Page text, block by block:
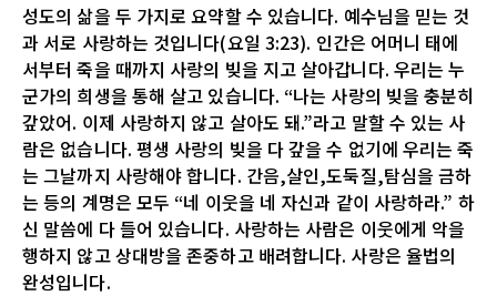
성도의 삶을 두 가지로 요약할 수 있습니다. 예수님을 믿는 것
과 서로 사랑하는 것입니다(요일 3:23). 인간은 어머니 태에
서부터 죽을 때까지 사랑의 빚을 지고 살아갑니다. 우리는 누
군가의 희생을 통해 살고 있습니다. “나는 사랑의 빚을 충분히
갚았어. 이제 사랑하지 않고 살아도 돼.”라고 말할 수 있는 사
람은 없습니다. 평생 사랑의 빚을 다 갚을 수 없기에 우리는 죽
는 그날까지 사랑해야 합니다. 간음,살인,도둑질,탐심을 금하
는 등의 계명은 모두 “네 이웃을 네 자신과 같이 사랑하라.” 하
신 말씀에 다 들어 있습니다. 사랑하는 사람은 이웃에게 악을
행하지 않고 상대방을 존중하고 배려합니다. 사랑은 율법의
완성입니다.